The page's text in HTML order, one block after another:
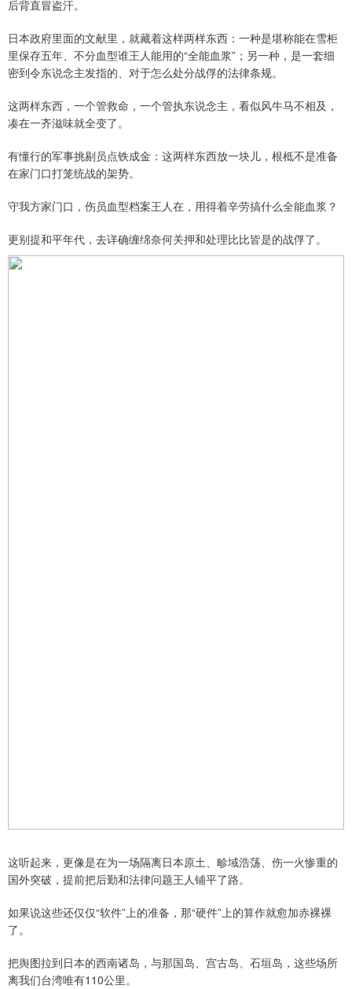
后背直冒盗汗。
日本政府里面的文献里，就藏着这样两样东西：一种是堪称能在雪柜
里保存五年、不分血型谁王人能用的“全能血浆”；另一种，是一套细
密到令东说念主发指的、对于怎么处分战俘的法律条规。
这两样东西，一个管救命，一个管执东说念主，看似风牛马不相及，
凑在一齐滋味就全变了。
有懂行的军事挑剔员点铁成金：这两样东西放一块儿，根柢不是准备
在家门口打笼统战的架势。
守我方家门口，伤员血型档案王人在，用得着辛劳搞什么全能血浆？
更别提和平年代，去详确缠绵奈何关押和处理比比皆是的战俘了。
这听起来，更像是在为一场隔离日本原土、畛域浩荡、伤一火惨重的
国外突破，提前把后勤和法律问题王人铺平了路。
如果说这些还仅仅“软件”上的准备，那“硬件”上的算作就愈加赤裸裸
了。
把舆图拉到日本的西南诸岛，与那国岛、宫古岛、石垣岛，这些场所
离我们台湾唯有110公里。